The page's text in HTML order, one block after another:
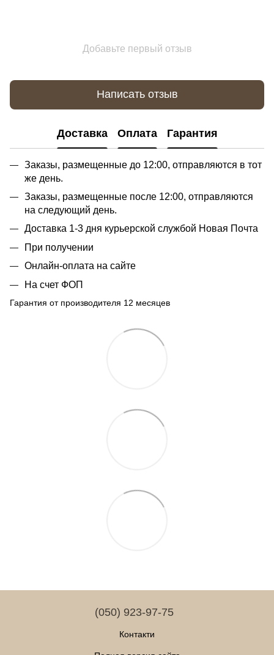
Добавьте первый отзыв
Написать отзыв
Доставка Оплата Гарантия
Заказы, размещенные до 12:00, отправляются в тот
же день.
Заказы, размещенные после 12:00, отправляются
на следующий день.
Доставка 1-3 дня курьерской службой Новая Почта
При получении
Онлайн-оплата на сайте
На счет ФОП
Гарантия от производителя 12 месяцев
(050) 923-97-75
Контакти